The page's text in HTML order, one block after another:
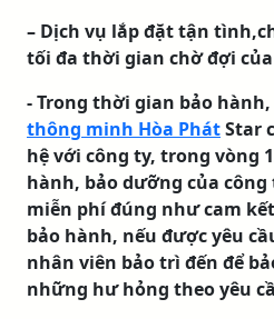
– Dịch vụ lắp đặt tận
tối đa thời gian chờ đợi
- Trong thời gian bảo hành,
thông minh Hòa PhátStar
hệ với công ty, trong vòng
hành, bảo dưỡng của công
miễn phí đúng như cam
bảo hành, nếu được yêu
nhân viên bảo trì đến để
những hư hỏng theo yêu